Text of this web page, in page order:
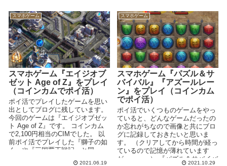
スマホゲーム
スマホゲーム『エイジオブ
ゼット Age of Z』をプレイ
（コインカムでポイ活）
ポイ活でプレイしたゲームを思い
出としてブログに残しています。
今回のゲームは『エイジオブゼッ
ト Age of Z』です。 コインカム
で2,100円相当のCIMでした。 以
前ポイ活でプレイした『獅子の如
く』や『三国覇王戦記』と同...
2021.06.19
スマホゲーム
スマホゲーム『パズル＆サ
バイバル』『アズールレー
ン』をプレイ（コインカム
でポイ活）
ポイ活でいくつものゲームをやっ
ていると、どんなゲームだったの
か忘れがちなので画像と共にブロ
グに記録しておきたいと思いま
す。 （クリアしてから時間が経っ
ているので記憶が薄れています
が・・・。） 『パズル＆サバイバ
2021.10.29